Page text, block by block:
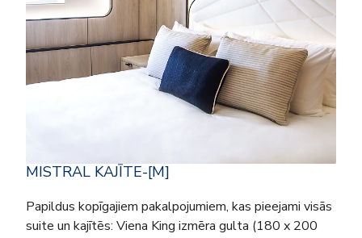
MISTRAL KAJĪTE-[M]
Papildus kopīgajiem pakalpojumiem, kas pieejami visās
suite un kajītēs: Viena King izmēra gulta (180 x 200